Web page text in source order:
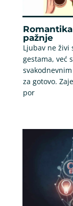
pažnje
Ljubav ne
gestama, već
za gotovo.
por